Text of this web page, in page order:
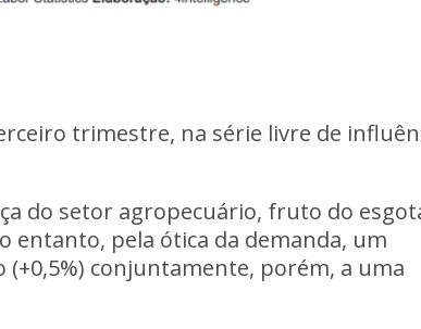
trimestre, na série livre de
do setor agropecuário, fruto do
entanto, pela ótica da demanda, um
conjuntamente, porém, a uma